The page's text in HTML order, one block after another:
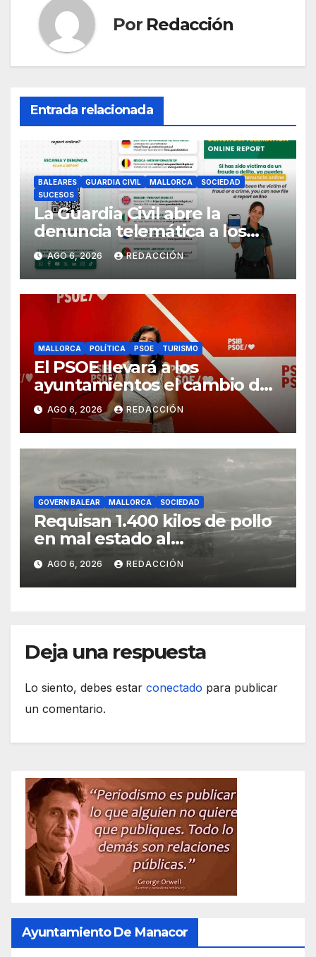
Por Redacción
Entrada relacionada
BALEARES GUARDIA CIVIL MALLORCA
SOCIEDAD
SUCESOS
La Guardia Civil abre la
denuncia telemática a los
ciudadanos europeos
AGO 6, 2026 REDACCIÓN
MALLORCA POLÍTICA PSOE TURISMO
El PSOE llevará a los
ayuntamientos el cambio de
modelo turístico y de vivienda
AGO 6, 2026 REDACCIÓN
GOVERN BALEAR MALLORCA SOCIEDAD
Requisan 1.400 kilos de pollo
en mal estado al
transportarse sin refrigerar
AGO 6, 2026 REDACCIÓN
Deja una respuesta
Lo siento, debes estar conectado para publicar
un comentario.
Ayuntamiento De Manacor